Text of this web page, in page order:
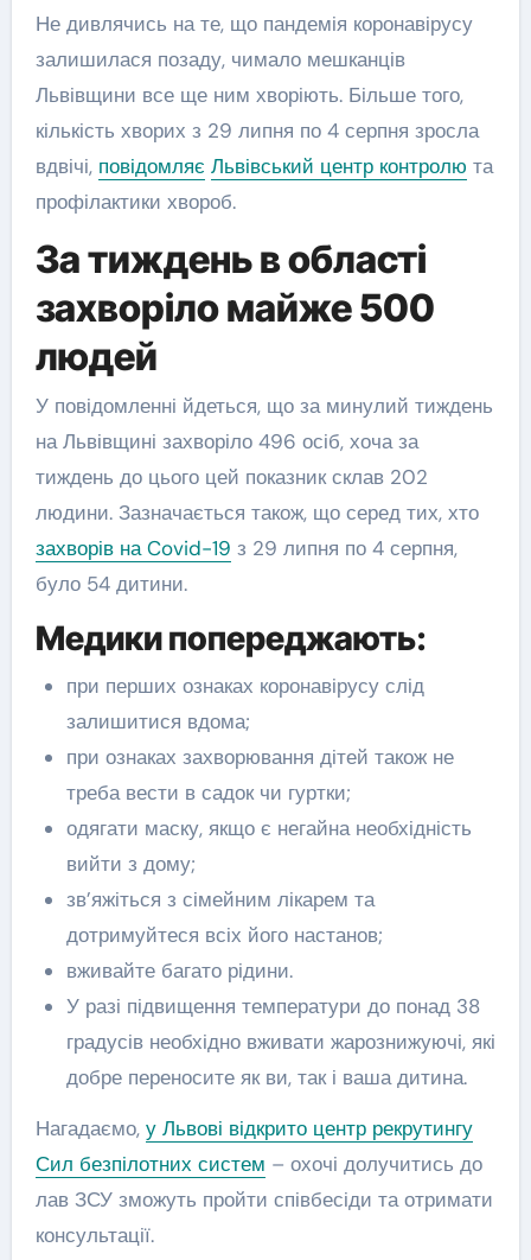
Не дивлячись на те, що пандемія коронавірусу
залишилася позаду, чимало мешканців
Львівщини все ще ним хворіють. Більше того,
кількість хворих з 29 липня по 4 серпня зросла
вдвічі, повідомляє Львівський центр контролю та
профілактики хвороб.
За тиждень в області
захворіло майже 500
людей
У повідомленні йдеться, що за минулий тиждень
на Львівщині захворіло 496 осіб, хоча за
тиждень до цього цей показник склав 202
людини. Зазначається також, що серед тих, хто
захворів на Covid-19 з 29 липня по 4 серпня,
було 54 дитини.
Медики попереджають:
при перших ознаках коронавірусу слід
залишитися вдома;
при ознаках захворювання дітей також не
треба вести в садок чи гуртки;
одягати маску, якщо є негайна необхідність
вийти з дому;
зв’яжіться з сімейним лікарем та
дотримуйтеся всіх його настанов;
вживайте багато рідини.
У разі підвищення температури до понад 38
градусів необхідно вживати жарознижуючі, які
добре переносите як ви, так і ваша дитина.
Нагадаємо, у Львові відкрито центр рекрутингу
Сил безпілотних систем – охочі долучитись до
лав ЗСУ зможуть пройти співбесіди та отримати
консультації.